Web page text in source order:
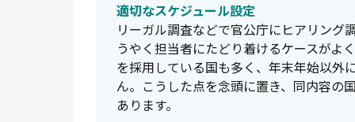
適切なスケジュール設定
リーガル調査などで官公庁にヒアリング
うやく担当者にたどり着けるケースがよ
を採用している国も多く、年末年始以外
ん。こうした点を念頭に置き、同内容の
あります。